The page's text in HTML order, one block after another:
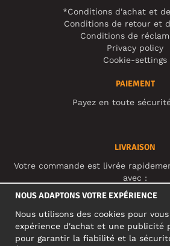
*Conditions d'achat et
Conditions de retour et
Conditions de
Privacy policy
Cookie-settings
PAIEMENT
Payez en toute
LIVRAISON
Votre commande est livrée
avec :
RÉSEAUX
NOUS ADAPTONS VOTRE EXPÉRIENCE
Nous utilisons des cookies pour
expérience d'achat et une publicité
pour garantir la fiabilité et la